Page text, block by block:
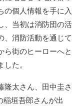
の個人情報を手に入
、当初は消防団の活
、消防活動を通じて
ら街のヒーローへと
た。
隆太さん、田中圭さ
稲垣吾郎さんが出